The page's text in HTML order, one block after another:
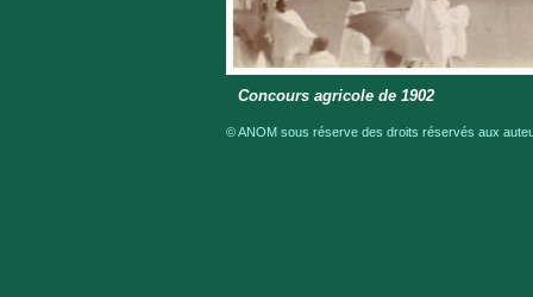
Concours agricole de 1902
© ANOM sous réserve des droits réservés aux